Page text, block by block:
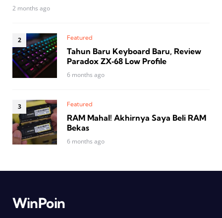
2 months ago
Featured
Tahun Baru Keyboard Baru, Review
Paradox ZX‑68 Low Profile
6 months ago
Featured
RAM Mahal! Akhirnya Saya Beli RAM
Bekas
6 months ago
WinPoin